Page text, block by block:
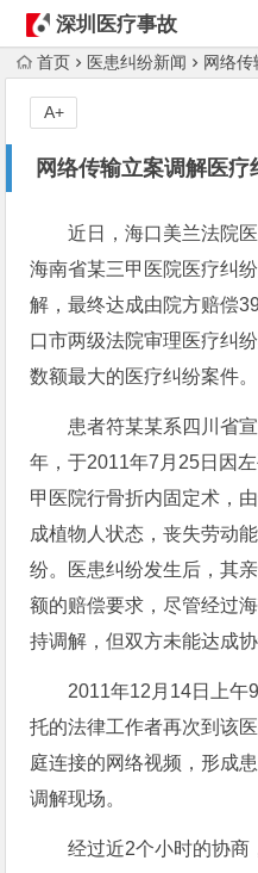
深圳医疗事故
律师
首页 医患纠纷新闻 网络传
网络传输立案调解医
A+
近日，海口美兰法院
海南省某三甲医院医疗纠
解，最终达成由院方赔偿
口市两级法院审理医疗纠
数额最大的医疗纠纷案件。
患者符某某系四川省
年，于2011年7月25日因
甲医院行骨折内固定术，
成植物人状态，丧失劳动
纷。医患纠纷发生后，其
额的赔偿要求，尽管经过
持调解，但双方未能达成协
2011年12月14日上午
托的法律工作者再次到该
庭连接的网络视频，形成
调解现场。
经过近2个小时的协商